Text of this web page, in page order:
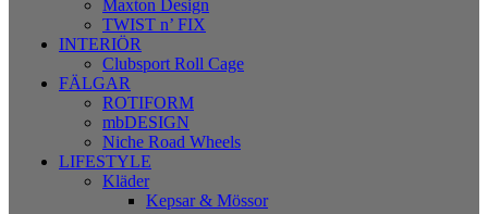
Maxton Design
TWIST n’ FIX
INTERIÖR
Clubsport Roll Cage
FÄLGAR
ROTIFORM
mbDESIGN
Niche Road Wheels
LIFESTYLE
Kläder
Kepsar & Mössor